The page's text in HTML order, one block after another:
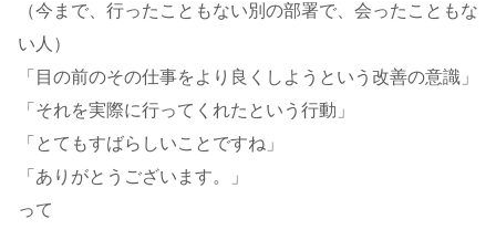
（今まで、行ったこともない別の部署で、会ったこともな
い人）
「目の前のその仕事をより良くしようという改善の意識」
「それを実際に行ってくれたという行動」
「とてもすばらしいことですね」
「ありがとうございます。」
って